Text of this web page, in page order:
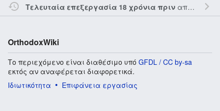
Τελευταία επεξεργασία 18 χρόνια πριναπό τον την
OrthodoxWiki
Το περιεχόμενο είναι διαθέσιμο υπό GFDL / CC by-sa
εκτός αν αναφέρεται διαφορετικά.
Ιδιωτικότητα
Επιφάνεια εργασίας